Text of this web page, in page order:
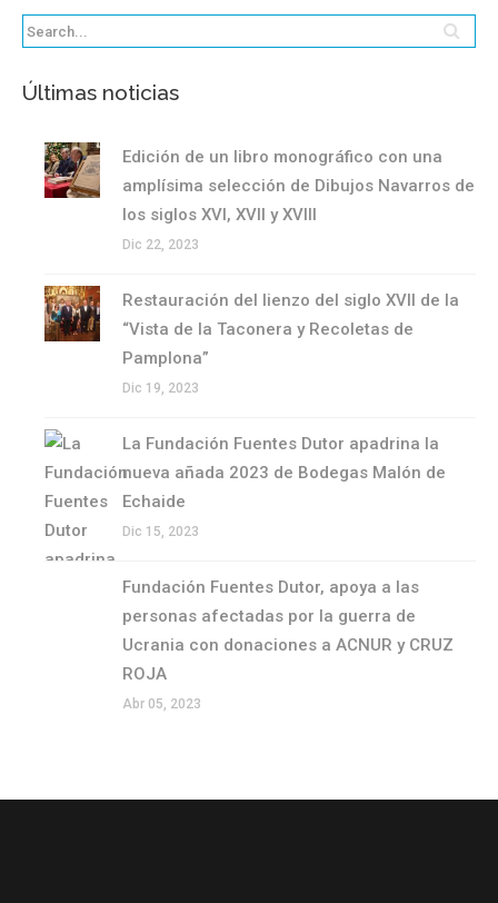
Últimas noticias
Edición de un libro monográfico con una
amplísima selección de Dibujos Navarros de
los siglos XVI, XVII y XVIII
Dic 22, 2023
Restauración del lienzo del siglo XVII de la
“Vista de la Taconera y Recoletas de
Pamplona”
Dic 19, 2023
La Fundación Fuentes Dutor apadrina la
nueva añada 2023 de Bodegas Malón de
Echaide
Dic 15, 2023
Fundación Fuentes Dutor, apoya a las
personas afectadas por la guerra de
Ucrania con donaciones a ACNUR y CRUZ
ROJA
Abr 05, 2023